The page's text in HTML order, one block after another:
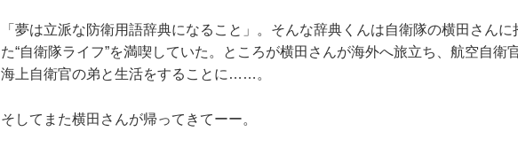
「夢は立派な防衛用語辞典になること」。そんな辞典くんは自衛隊の横田さんに
た“自衛隊ライフ”を満喫していた。ところが横田さんが海外へ旅立ち、航空自衛
海上自衛官の弟と生活をすることに……。
そしてまた横田さんが帰ってきてーー。